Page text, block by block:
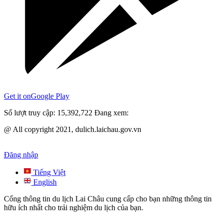
Get it onGoogle Play
Số lượt truy cập: 15,392,722 Đang xem:
@ All copyright 2021, dulich.laichau.gov.vn
Đăng nhập
Tiếng Việt
English
Cổng thông tin du lịch Lai Châu cung cấp cho bạn những thông tin
hữu ích nhất cho trải nghiệm du lịch của bạn.